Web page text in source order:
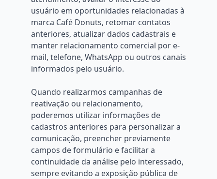
usuário em oportunidades relacionadas à
marca Café Donuts, retomar contatos
anteriores, atualizar dados cadastrais e
manter relacionamento comercial por e-
mail, telefone, WhatsApp ou outros canais
informados pelo usuário.
Quando realizarmos campanhas de
reativação ou relacionamento,
poderemos utilizar informações de
cadastros anteriores para personalizar a
comunicação, preencher previamente
campos de formulário e facilitar a
continuidade da análise pelo interessado,
sempre evitando a exposição pública de